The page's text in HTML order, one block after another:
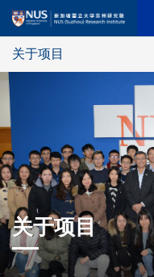
关于项目
关于项目